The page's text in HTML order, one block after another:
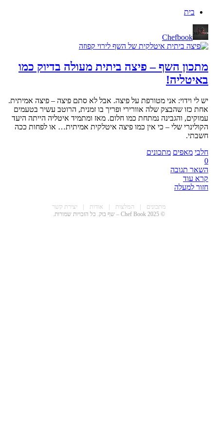
בית
Chefbook
מתכון השף – פיצה ביתית מעולה בדיוק כמו
באיטליה!
יש לי וידוי: אני מטורפת על פיצה. אבל לא סתם פיצה – פיצה אמיתית.
אחת כזו שהבצק שלה אוורירי ופריך בו זמנית, הרוטב עשיר בטעמים
עמוקים, והגבינה נמתחת כמו חלום. מאז ומתמיד איטליה הייתה היעד
הקולינרי שלי – כי אין כמו פיצה איטלקית אמיתית… או לפחות ככה
חשבתי.
חלבי מאפים מתכונים
השאר תגובה
קרא עוד
חזור למעלה
מתכונים | המלצות | אודות | יצירת קשר